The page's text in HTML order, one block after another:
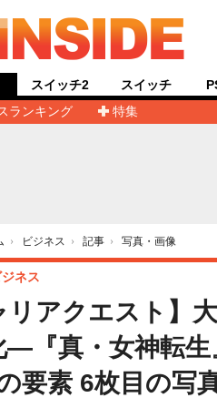
ランキング
特集
スイッチ2 スイッチ
› ビジネス › 記事 › 写真・画像
リアクエスト】
―『真・女神転
要素 6枚目の写
ジネス